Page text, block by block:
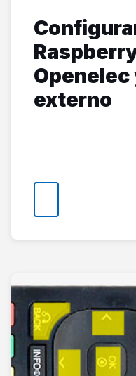
Openelec
externo